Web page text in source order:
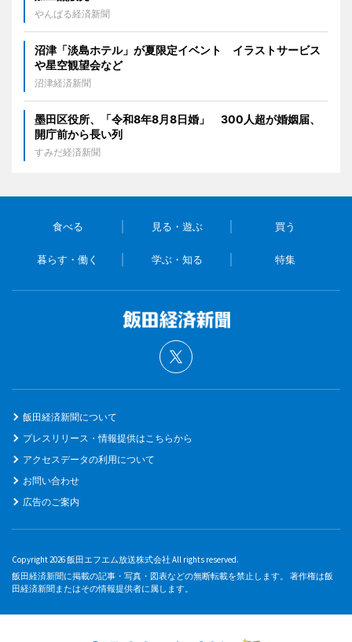
やんばる経済新聞
沼津「淡島ホテル」が夏限定イベント イラストサービス
や星空観望会など
沼津経済新聞
墨田区役所、「令和8年8月8日婚」 300人超が婚姻届、
開庁前から長い列
すみだ経済新聞
食べる 見る・遊ぶ 買う
暮らす・働く 学ぶ・知る 特集
飯田経済新聞について
プレスリリース・情報提供はこちらから
アクセスデータの利用について
お問い合わせ
広告のご案内
Copyright 2026 飯田エフエム放送株式会社 All rights reserved.
飯田経済新聞に掲載の記事・写真・図表などの無断転載を禁止します。 著作権は飯
田経済新聞またはその情報提供者に属します。